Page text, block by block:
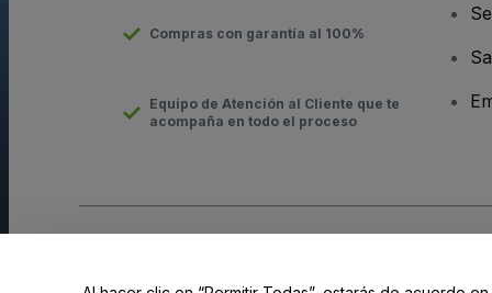
Compras con garantía al 100%
Equipo de Atención al Cliente que te
acompaña en todo el proceso